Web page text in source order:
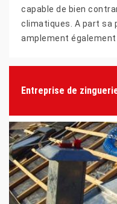
capable de bien
climatiques. A part sa
amplement également
Entreprise de